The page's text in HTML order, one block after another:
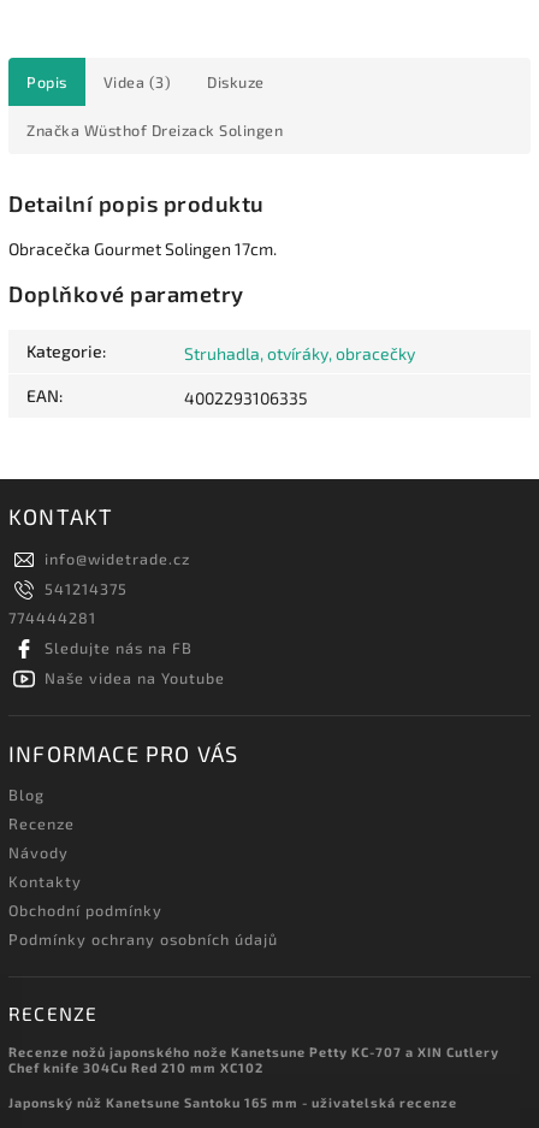
Popis Videa (3) Diskuze
Značka Wüsthof Dreizack Solingen
Detailní popis produktu
Obracečka Gourmet Solingen 17cm.
Doplňkové parametry
Kategorie: Struhadla, otvíráky, obracečky
EAN: 4002293106335
KONTAKT
info@widetrade.cz
541214375
774444281
Sledujte nás na FB
Naše videa na Youtube
INFORMACE PRO VÁS
Blog
Recenze
Návody
Kontakty
Obchodní podmínky
Podmínky ochrany osobních údajů
RECENZE
Recenze nožů japonského nože Kanetsune Petty KC-707 a XIN Cutlery
Chef knife 304Cu Red 210 mm XC102
Japonský nůž Kanetsune Santoku 165 mm - uživatelská recenze